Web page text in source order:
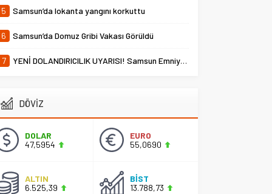
5 Samsun’da lokanta yangını korkuttu
6 Samsun’da Domuz Gribi Vakası Görüldü
7 YENİ DOLANDIRICILIK UYARISI! Samsun Emniyet Müdürlüğü Uyardı
DÖVİZ
DOLAR
47,5954
EURO
55,0690
ALTIN
6.525,39
BİST
13.788,73